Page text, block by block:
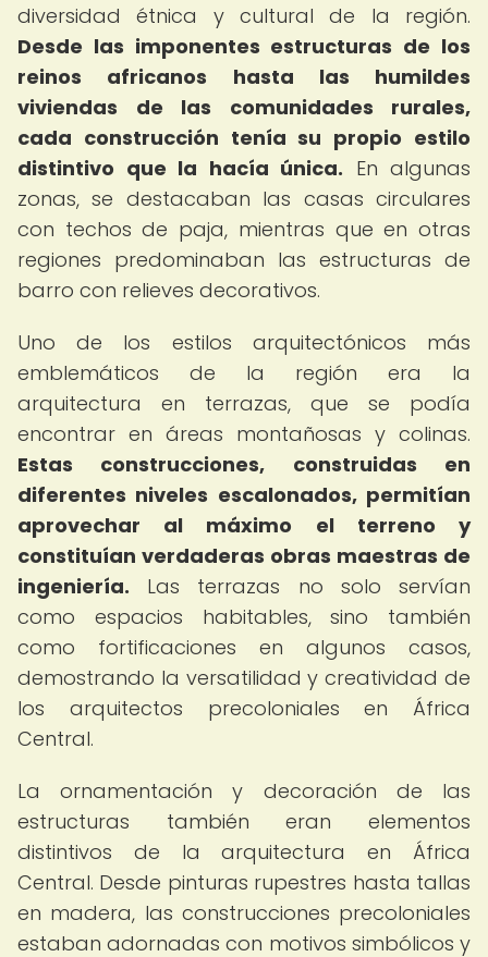
diversidad étnica y cultural de la región.
Desde las imponentes estructuras de los
reinos africanos hasta las humildes
viviendas de las comunidades rurales,
cada construcción tenía su propio estilo
distintivo que la hacía única. En algunas
zonas, se destacaban las casas circulares
con techos de paja, mientras que en otras
regiones predominaban las estructuras de
barro con relieves decorativos.
Uno de los estilos arquitectónicos más
emblemáticos de la región era la
arquitectura en terrazas, que se podía
encontrar en áreas montañosas y colinas.
Estas construcciones, construidas en
diferentes niveles escalonados, permitían
aprovechar al máximo el terreno y
constituían verdaderas obras maestras de
ingeniería. Las terrazas no solo servían
como espacios habitables, sino también
como fortificaciones en algunos casos,
demostrando la versatilidad y creatividad de
los arquitectos precoloniales en África
Central.
La ornamentación y decoración de las
estructuras también eran elementos
distintivos de la arquitectura en África
Central. Desde pinturas rupestres hasta tallas
en madera, las construcciones precoloniales
estaban adornadas con motivos simbólicos y